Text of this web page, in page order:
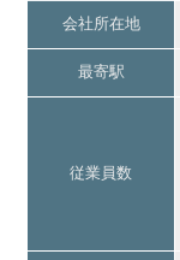
会社所在地
最寄駅
従業員数